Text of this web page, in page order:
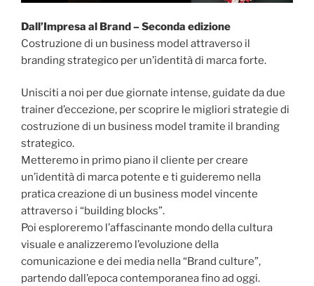
Dall’Impresa al Brand – Seconda edizione
Costruzione di un business model attraverso il
branding strategico per un’identità di marca forte.
Unisciti a noi per due giornate intense, guidate da due
trainer d’eccezione, per scoprire le migliori strategie di
costruzione di un business model tramite il branding
strategico.
Metteremo in primo piano il cliente per creare
un’identità di marca potente e ti guideremo nella
pratica creazione di un business model vincente
attraverso i “building blocks”.
Poi esploreremo l’affascinante mondo della cultura
visuale e analizzeremo l’evoluzione della
comunicazione e dei media nella “Brand culture”,
partendo dall’epoca contemporanea fino ad oggi.